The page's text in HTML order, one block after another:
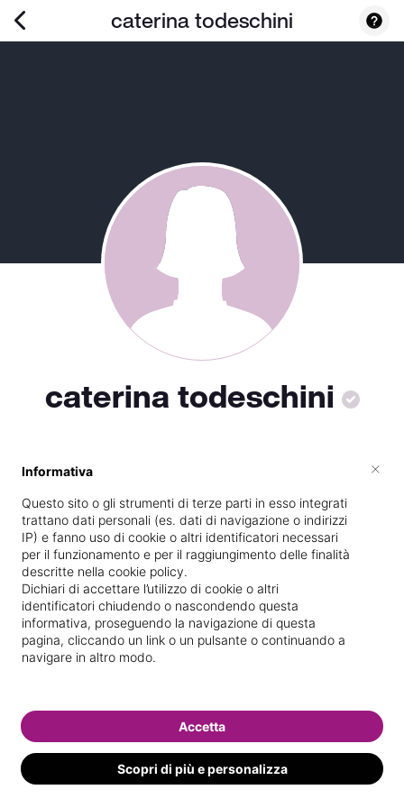
caterina todeschini
caterina todeschini
Specializzata inMassaggi del
benessere
Vedi le informazioni di caterina
Informativa
Questo sito o gli strumenti di terze parti in esso integrati
trattano dati personali (es. dati di navigazione o indirizzi
IP) e fanno uso di cookie o altri identificatori necessari
per il funzionamento e per il raggiungimento delle finalità
descritte nella cookie policy.
Dichiari di accettare l’utilizzo di cookie o altri
identificatori chiudendo o nascondendo questa
informativa, proseguendo la navigazione di questa
pagina, cliccando un link o un pulsante o continuando a
navigare in altro modo.
Scopri di più e personalizza
Accetta
×